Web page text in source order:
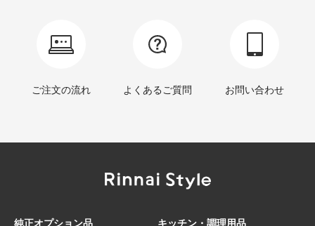
ご注文の流れ よくあるご質問 お問い合わせ
純正オプション品 キッチン・調理用品